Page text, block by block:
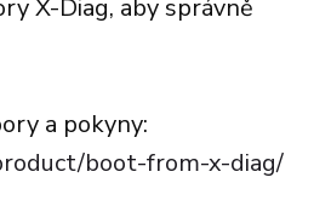
X-Diag, aby správně
a pokyny:
boot-from-x-diag/